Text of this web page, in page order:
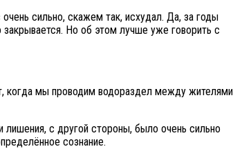
сильно, скажем так, исхудал. Да, за годы
Но об этом лучше уже говорить с
когда мы проводим водораздел между жителями
с другой стороны, было очень сильно
сознание.